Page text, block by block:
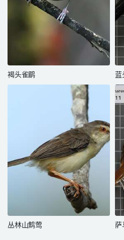
褐头雀鹛 蓝
丛林山鹪莺 萨